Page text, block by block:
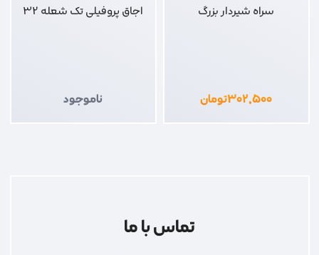
سراه شیردار بزرگ
۳۰۲,۵۰۰تومان
اجاق پروفیلی تک شعله 32
ناموجود
تماس با ما